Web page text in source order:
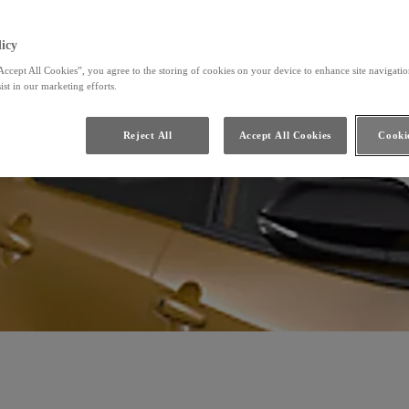
All Cookies”, you agree to the storing of cookies on your device to enhance site
in our marketing efforts.
Reject All Accept All Cookies